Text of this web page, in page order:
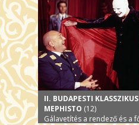
II. BUDAPESTI
MEPHISTO (12)
Gálavetítés a rendező és a